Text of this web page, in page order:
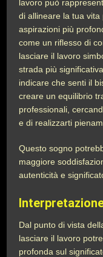
lavoro può
di allineare la tua
aspirazioni più
come un riflesso di
lasciare il lavoro
strada più
indicare che senti il
creare un equilibrio
professionali,
e di realizzarti
Questo sogno
maggiore
autenticità e
Dal punto di vista
lasciare il lavoro
profonda sul